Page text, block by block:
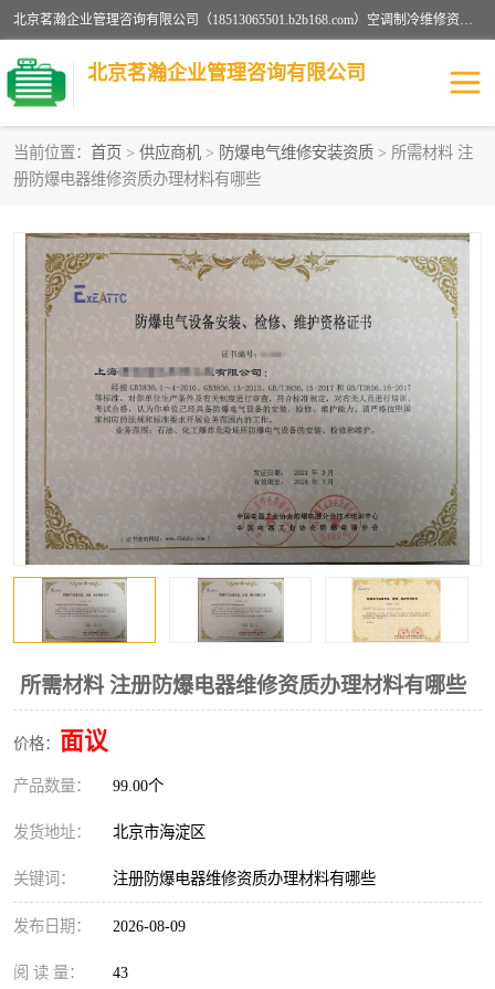
北京茗瀚企业管理咨询有限公司（18513065501.b2b168.com）空调制冷维修资质,油烟管道清洗资质,清洗行业资质公司秉承“顾客至上，锐意进缺的经营理念，我们提供高质量的产品，坚持“客户”的原则为广大客户提供贴心服务。如果你对公司的产品感兴趣，可以联系高经理，我们会用好的产品和服务让您满意。
北京茗瀚企业管理咨询有限公司
当前位置： 首页 > 供应商机 > 防爆电气维修安装资质 > 所需材料 注
册防爆电器维修资质办理材料有哪些
所需材料 注册防爆电器维修资质办理材料有哪些
价格： 面议
产品数量： 99.00个
发货地址： 北京市海淀区
关键词： 注册防爆电器维修资质办理材料有哪些
发布日期： 2026-08-09
阅 读 量： 43
烟道清洗资质
清洗资质 认证服务
防爆电气维修安装资质 空调制冷维修安装资质